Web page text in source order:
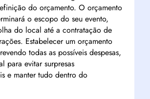
do orçamento. O orçamento
o escopo do seu evento,
do local até a contratação de
Estabelecer um orçamento
todas as possíveis despesas,
para evitar surpresas
e manter tudo dentro do